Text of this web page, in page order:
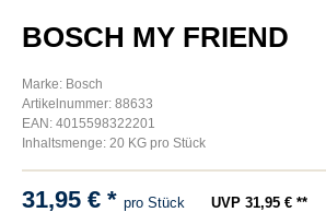
BOSCH MY FRIEND
Marke: Bosch
Artikelnummer: 88633
EAN: 4015598322201
Inhaltsmenge: 20 KG pro Stück
31,95 € * pro Stück UVP 31,95 € **